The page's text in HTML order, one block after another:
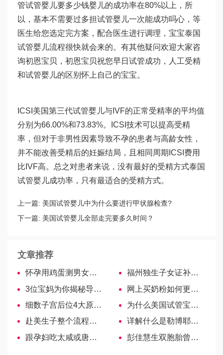
管试管婴儿要多少钱婴儿的成功率在80%以上，所
以，基本不需要过多担试管婴儿一次能成功吗心，等
医生给您选定完方案，配合医生进行调理，宝宝泰国
试管婴儿流程很快就会来的。有其他疑问欢迎大家咨
询初恩宝贝，初恩宝贝祝您早日试管成功，
人工受精
和试管婴儿的区别怀上自己的宝宝。
ICSI美国第三代试管婴儿与IVF的正常受精率的平均值
分别为66.00%和73.83%。ICSI技术可以提高受精
率，但对于非男性因素导致不孕的患者与高龄女性，
并不能改善受精后的妊娠结局，且相同周期ICSI费用
比IVF高。总之对患者来说，没有最好的受精方式泰国
试管婴儿成功率 ，只有最适合的受精方式。
上一篇: 美国试管婴儿中为什么要进行甲状腺检查?
下一篇: 美国试管婴儿全部走完要多久时间？
文章推荐
怀孕用鸡蛋测男女土方法分享，准妈只需两招轻松看性别
福州独生子女证补贴标准新政策，仓山区金额又涨了!
3位宝妈为你揭秘导乐分娩痛不痛，看完就知道是否有必要
网上买奶粉如何更可靠，学会这些自然会分辨真假
细数子宫后位4大原因，不注意当心前变后！
为什么美国试管宝宝在移植后会出现腹胀？
赴美生子整个流程是什么？
详解什么是勒博耶分娩法！其优点至少有这4条
跟孕妇吃太咸或唐氏儿没关系！肾盂分离的3大原因科普
彭佳慧生双胞胎曾命悬一线，多胎妊娠风险大的你想不到！